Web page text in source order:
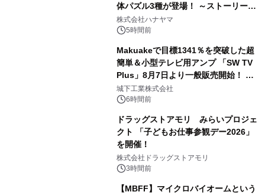
体パズル3種が登場！ ～ストーリーと
ギミックが融合した 大人の体験型パズ
ルが8月7日(金)12時より先行予約受付
株式会社ハナヤマ
5時間前
Makuakeで目標1341％を突破した超
簡単＆小型テレビ用アンプ 「SW TV
Plus」8月7日より一般販売開始！ ケ
ーブル1本つなぐだけ、テレビの音が
ぐっと豊かに
城下工業株式会社
6時間前
ドラッグストアモリ みらいプロジェ
クト 「子どもお仕事参観デー2026」
を開催！
株式会社ドラッグストアモリ
3時間前
【MBFF】マイクロバイオームという